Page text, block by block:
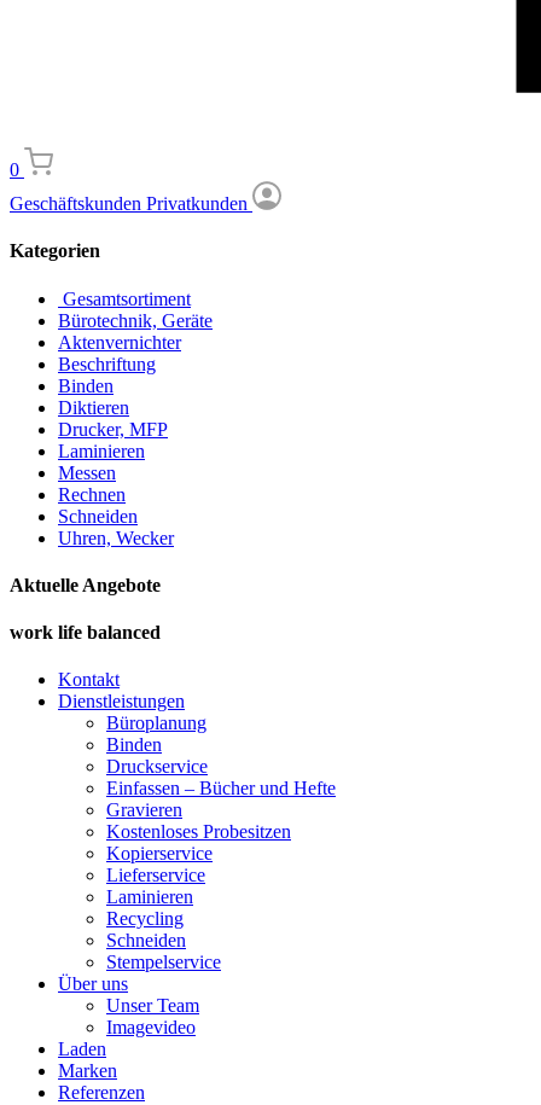
0
Geschäftskunden Privatkunden
Kategorien
Gesamtsortiment
Bürotechnik, Geräte
Aktenvernichter
Beschriftung
Binden
Diktieren
Drucker, MFP
Laminieren
Messen
Rechnen
Schneiden
Uhren, Wecker
Aktuelle Angebote
work life balanced
Kontakt
Dienstleistungen
Büroplanung
Binden
Druckservice
Einfassen – Bücher und Hefte
Gravieren
Kostenloses Probesitzen
Kopierservice
Lieferservice
Laminieren
Recycling
Schneiden
Stempelservice
Über uns
Unser Team
Imagevideo
Laden
Marken
Referenzen